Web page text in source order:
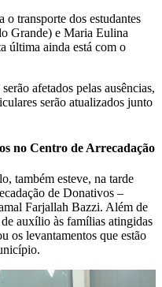
transporte dos estudantes
Grande) e Maria Eulina
última ainda está com o
afetados pelas ausências,
serão atualizados junto
no Centro de Arrecadação
também esteve, na tarde
de Donativos –
Farjallah Bazzi. Além de
auxílio às famílias atingidas
os levantamentos que estão